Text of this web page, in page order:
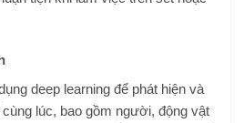
deep learning để phát hiện và
lúc, bao gồm người, động vật